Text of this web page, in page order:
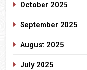
October 2025
September 2025
August 2025
July 2025